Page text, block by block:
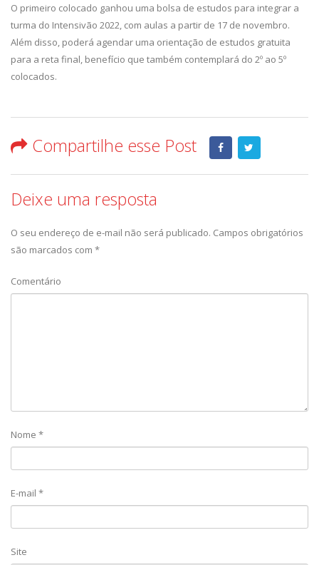
O primeiro colocado ganhou uma bolsa de estudos para integrar a
turma do Intensivão 2022, com aulas a partir de 17 de novembro.
Além disso, poderá agendar uma orientação de estudos gratuita
para a reta final, benefício que também contemplará do 2º ao 5º
colocados.
Compartilhe esse Post
Deixe uma resposta
O seu endereço de e-mail não será publicado. Campos obrigatórios
são marcados com *
Comentário
Nome *
E-mail *
Site